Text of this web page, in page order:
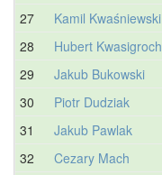
27 Kamil Kwaśniewski
28 Hubert Kwasigroch
29 Jakub Bukowski
30 Piotr Dudziak
31 Jakub Pawlak
32 Cezary Mach